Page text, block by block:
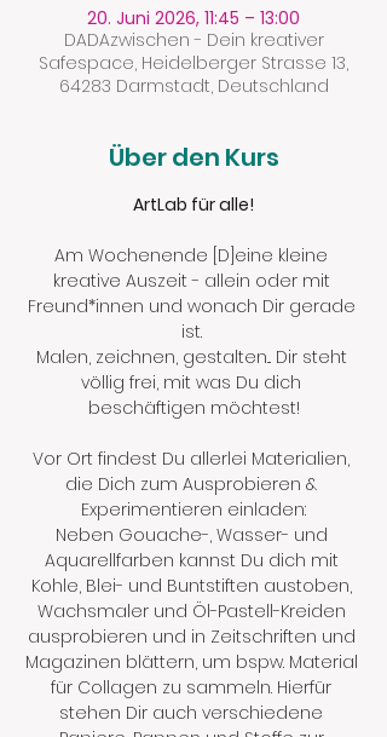
20. Juni 2026, 11:45 – 13:00
DADAzwischen - Dein kreativer
Safespace, Heidelberger Strasse 13,
64283 Darmstadt, Deutschland
Über den Kurs
ArtLab für alle!
Am Wochenende [D]eine kleine
kreative Auszeit - allein oder mit
Freund*innen und wonach Dir gerade
ist.
Malen, zeichnen, gestalten... Dir steht
völlig frei, mit was Du dich
beschäftigen möchtest!
Vor Ort findest Du allerlei Materialien,
die Dich zum Ausprobieren &
Experimentieren einladen:
Neben Gouache-, Wasser- und
Aquarellfarben kannst Du dich mit
Kohle, Blei- und Buntstiften austoben,
Wachsmaler und Öl-Pastell-Kreiden
ausprobieren und in Zeitschriften und
Magazinen blättern, um bspw. Material
für Collagen zu sammeln. Hierfür
stehen Dir auch verschiedene